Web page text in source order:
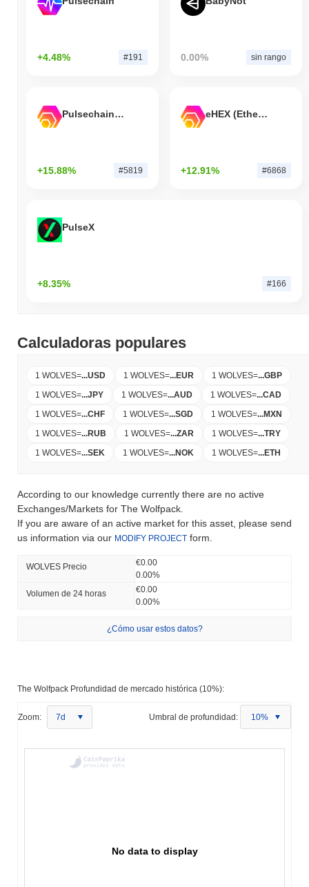
+4.48% #191 0.00% sin rango
Pulsechain Bridged HEX (Pulsechain)
+15.88% #5819
eHEX (Ethereum)
+12.91% #6868
PulseX
+8.35% #166
Calculadoras populares
1 WOLVES=...USD 1 WOLVES=...EUR 1 WOLVES=...GBP
1 WOLVES=...JPY 1 WOLVES=...AUD 1 WOLVES=...CAD
1 WOLVES=...CHF 1 WOLVES=...SGD 1 WOLVES=...MXN
1 WOLVES=...RUB 1 WOLVES=...ZAR 1 WOLVES=...TRY
1 WOLVES=...SEK 1 WOLVES=...NOK 1 WOLVES=...ETH
According to our knowledge currently there are no active
Exchanges/Markets for The Wolfpack.
If you are aware of an active market for this asset, please send
us information via our MODIFY PROJECT form.
WOLVES Precio
€0.00
0.00%
Volumen de 24 horas
€0.00
0.00%
¿Cómo usar estos datos?
The Wolfpack Profundidad de mercado histórica (10%):
Zoom: 7d Umbral de profundidad: 10%
No data to display